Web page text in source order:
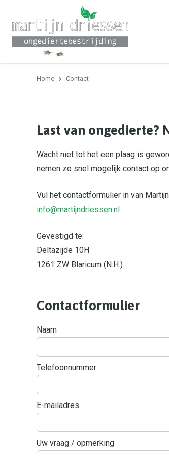
Home Contact
Last van ongedierte?
Wacht niet tot het een plaag is
nemen zo snel mogelijk contact op
Vul het contactformulier in van
info@martijndriessen.nl
Gevestigd te:
Deltazijde 10H
1261 ZW Blaricum (N.H.)
Contactformulier
Naam
Telefoonnummer
E-mailadres
Uw vraag / opmerking